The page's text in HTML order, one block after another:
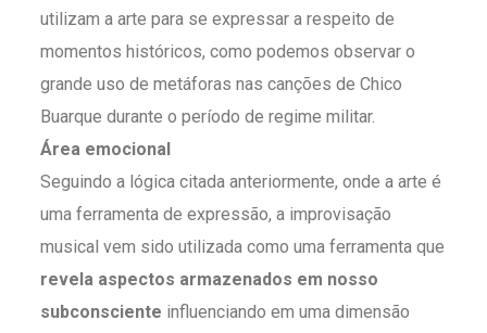
utilizam a arte para se expressar a respeito de
momentos históricos, como podemos observar o
grande uso de metáforas nas canções de Chico
Buarque durante o período de regime militar.
Área emocional
Seguindo a lógica citada anteriormente, onde a arte é
uma ferramenta de expressão, a improvisação
musical vem sido utilizada como uma ferramenta que
revela aspectos armazenados em nosso
subconsciente influenciando em uma dimensão